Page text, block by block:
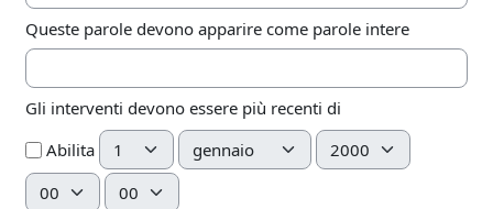
Queste parole devono apparire come parole intere
Gli interventi devono essere più recenti di
Abilita Giorno Mese
Anno
Ora
Minuto